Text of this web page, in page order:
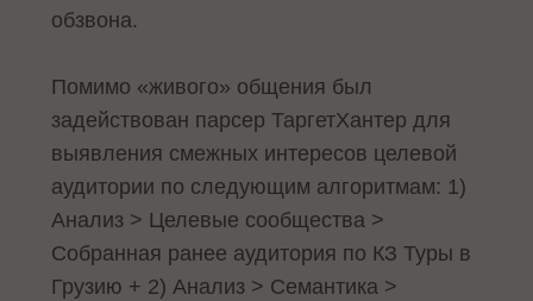
обзвона.
Помимо «живого» общения был
задействован парсер ТаргетХантер для
выявления смежных интересов целевой
аудитории по следующим алгоритмам: 1)
Анализ > Целевые сообщества >
Собранная ранее аудитория по КЗ Туры в
Грузию + 2) Анализ > Семантика >